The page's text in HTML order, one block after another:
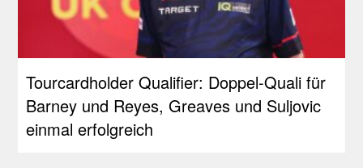
Tourcardholder Qualifier: Doppel-Quali für
Barney und Reyes, Greaves und Suljovic
einmal erfolgreich